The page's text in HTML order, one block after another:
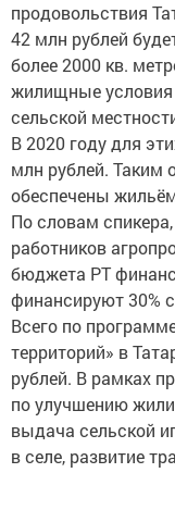
продовольствия
42 млн рублей
более 2000 кв.
жилищные условия
сельской
В 2020 году для
млн рублей. Таким
обеспечены
По словам
работников
бюджета РТ
финансируют 30%
Всего по
территорий» в
рублей. В рамках
по улучшению
выдача сельской
в селе, развитие